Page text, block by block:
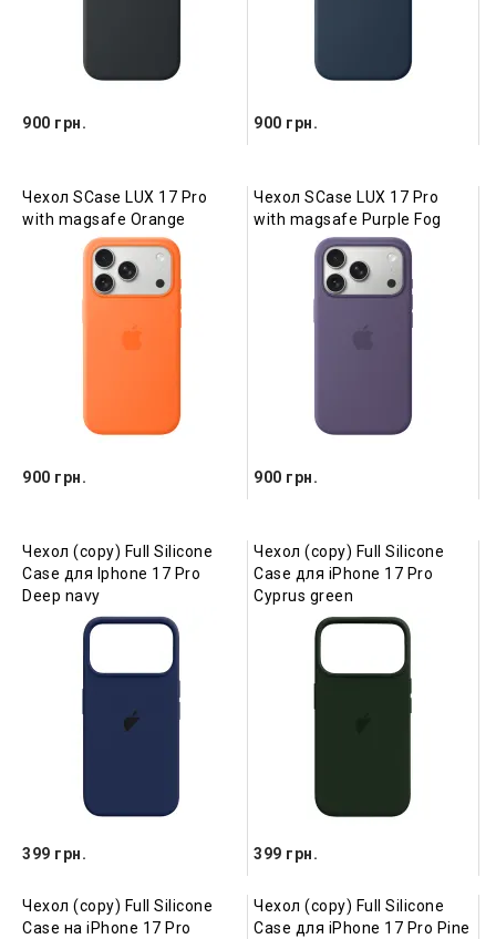
900 грн. 900 грн.
Чехол SCase LUX 17 Pro
with magsafe Orange
900 грн.
Чехол SCase LUX 17 Pro
with magsafe Purple Fog
900 грн.
Чехол (copy) Full Silicone
Case для Iphone 17 Pro
Deep navy
399 грн.
Чехол (copy) Full Silicone
Case для iPhone 17 Pro
Cyprus green
399 грн.
Чехол (copy) Full Silicone
Case на iPhone 17 Pro
Чехол (copy) Full Silicone
Case для iPhone 17 Pro Pine